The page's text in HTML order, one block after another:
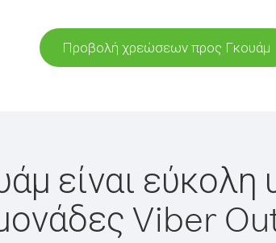
Προβολή χρεώσεων προς Γκουάμ
είναι
Viber